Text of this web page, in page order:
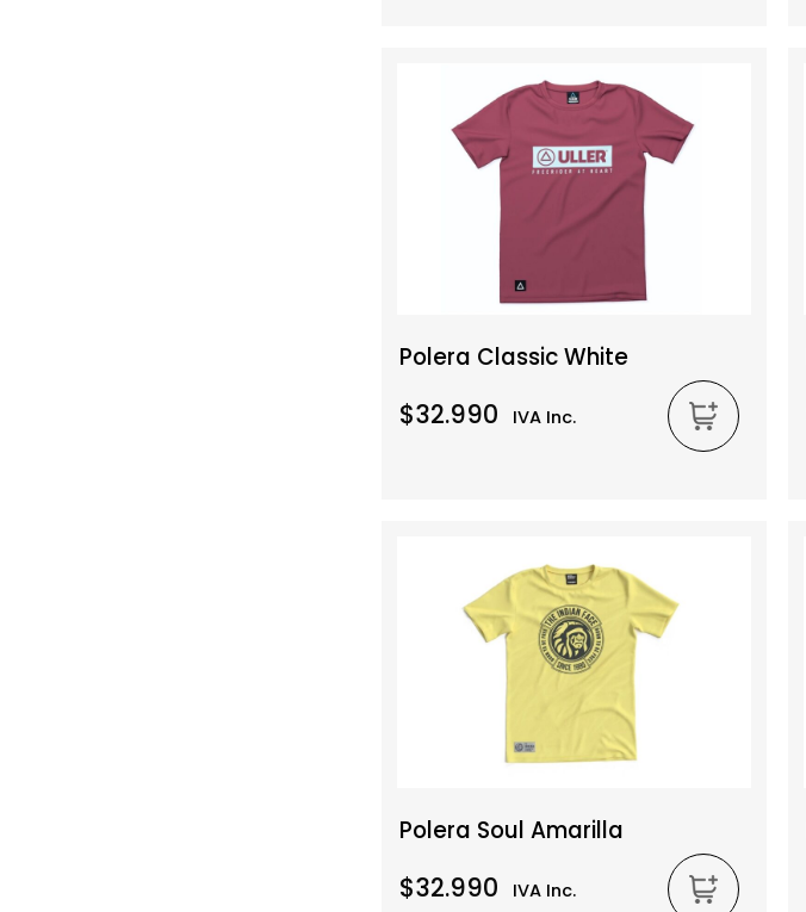
Polera Classic White
$32.990 IVA Inc.
Polera Soul Amarilla
$32.990 IVA Inc.